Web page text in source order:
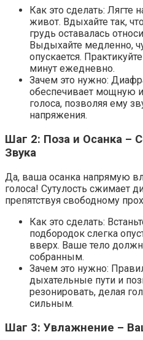
Как это сделать: Лягте
живот. Вдыхайте так,
грудь оставалась
Выдыхайте медленно,
опускается.
минут ежедневно.
Зачем это нужно:
обеспечивает мощную
голоса, позволяя ему
напряжения.
Шаг 2: Поза и Осанка –
Звука
Да, ваша осанка напрямую
голоса! Сутулость сжимает
препятствуя свободному
Как это сделать:
подбородок слегка
вверх. Ваше тело
собранным.
Зачем это нужно:
дыхательные пути и
резонировать, делая
сильным.
Шаг 3: Увлажнение –